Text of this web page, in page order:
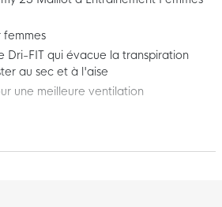
femmes
Dri-FIT qui évacue la transpiration
au sec et à l'aise
une meilleure ventilation
polyester